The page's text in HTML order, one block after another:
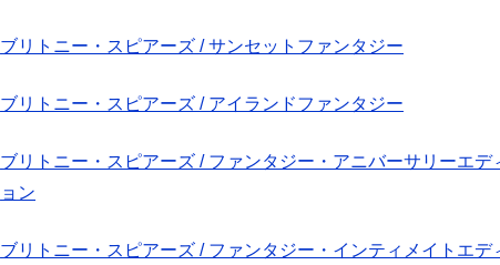
ブリトニー・スピアーズ / サンセットファンタジー
ブリトニー・スピアーズ / アイランドファンタジー
ブリトニー・スピアーズ / ファンタジー・アニバーサリーエデ
ョン
ブリトニー・スピアーズ / ファンタジー・インティメイトエデ